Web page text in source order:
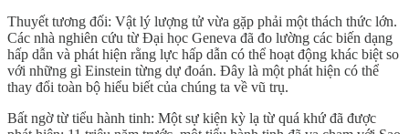
Thuyết tương đối: Vật lý lượng tử vừa gặp phải một thách thức lớn.
Các nhà nghiên cứu từ Đại học Geneva đã đo lường các biến dạng
hấp dẫn và phát hiện rằng lực hấp dẫn có thể hoạt động khác biệt so
với những gì Einstein từng dự đoán. Đây là một phát hiện có thể
thay đổi toàn bộ hiểu biết của chúng ta về vũ trụ.
Bất ngờ từ tiểu hành tinh: Một sự kiện kỳ lạ từ quá khứ đã được